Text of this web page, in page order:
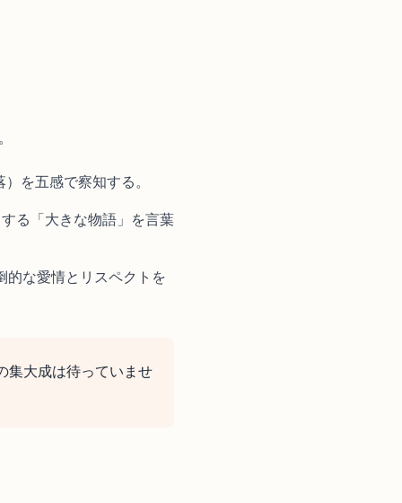
を五感で察知する。
る「大きな物語」を言葉
的な愛情とリスペクトを
集大成は待っていませ